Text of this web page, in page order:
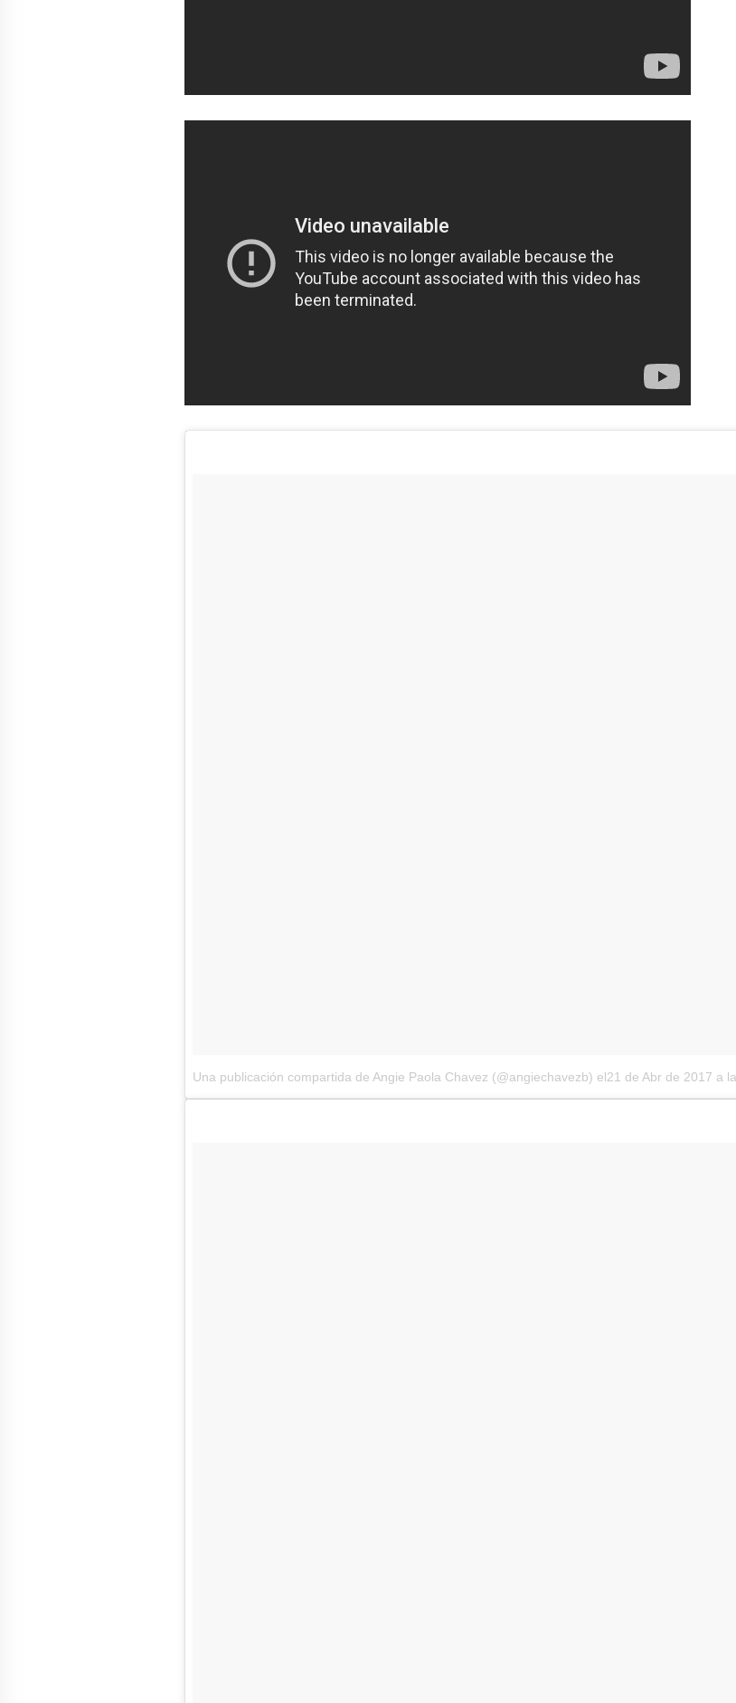
Una publicación compartida de Angie Paola Chavez (@angiechavezb) el21 de Abr de 2017 a la(s) 11:22